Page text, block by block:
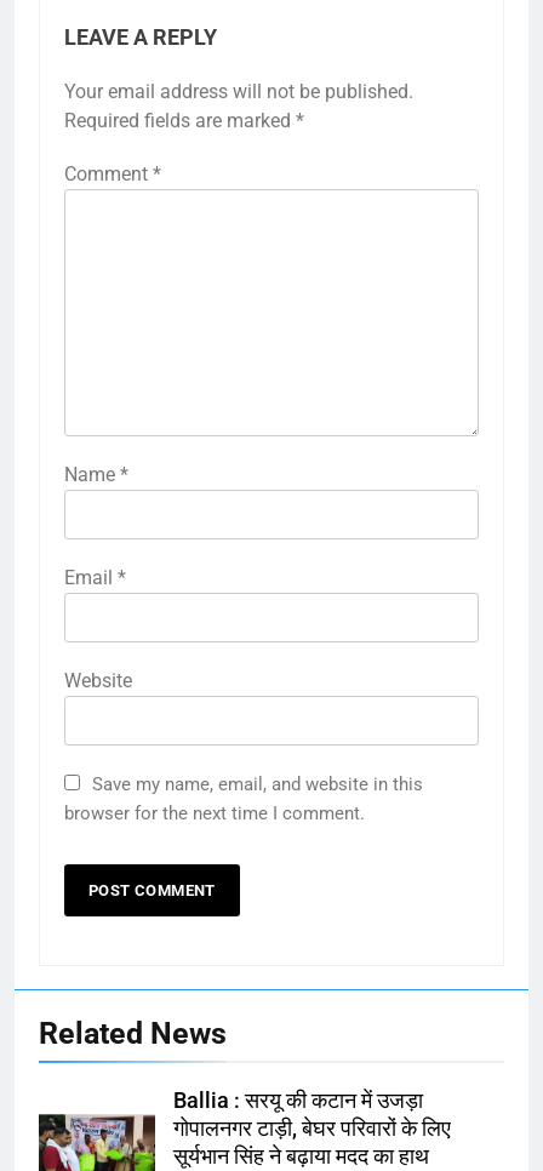
LEAVE A REPLY
Your email address will not be published.
Required fields are marked *
Comment *
Name *
Email *
Website
Save my name, email, and website in this
browser for the next time I comment.
Related News
Ballia : सरयू की कटान में उजड़ा
गोपालनगर टाड़ी, बेघर परिवारों के लिए
सूर्यभान सिंह ने बढ़ाया मदद का हाथ